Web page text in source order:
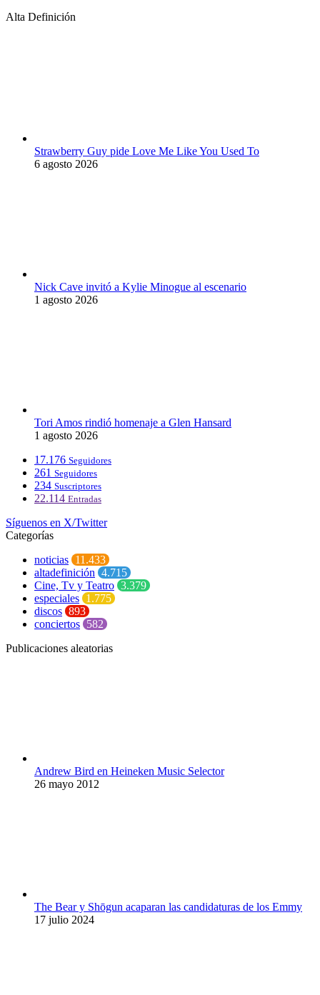
Alta Definición
Strawberry Guy pide Love Me Like You Used To
6 agosto 2026
Nick Cave invitó a Kylie Minogue al escenario
1 agosto 2026
Tori Amos rindió homenaje a Glen Hansard
1 agosto 2026
17.176 Seguidores
261 Seguidores
234 Suscriptores
22.114 Entradas
Síguenos en X/Twitter
Categorías
noticias 11.433
altadefinición 4.715
Cine, Tv y Teatro 3.379
especiales 1.775
discos 893
conciertos 582
Publicaciones aleatorias
Andrew Bird en Heineken Music Selector
26 mayo 2012
The Bear y Shōgun acaparan las candidaturas de los Emmy
17 julio 2024